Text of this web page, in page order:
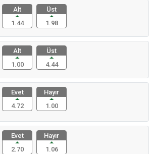
Alt
1.44
Üst
1.98
Alt
1.00
Üst
4.44
Evet
4.72
Hayır
1.00
Evet
2.70
Hayır
1.06